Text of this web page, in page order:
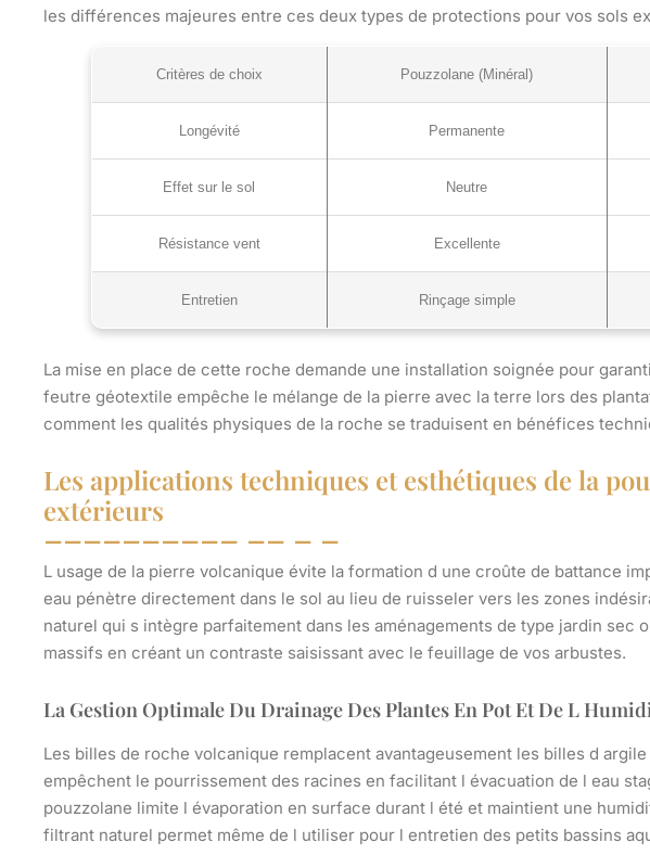
les différences majeures entre ces deux types de protections pour vos sols
Critères de choix Pouzzolane (Minéral)
Longévité Permanente
Effet sur le sol Neutre
Résistance vent Excellente
Entretien Rinçage simple
La mise en place de cette roche demande une installation soignée pour
feutre géotextile empêche le mélange de la pierre avec la terre lors des
comment les qualités physiques de la roche se traduisent en bénéfices
Les applications techniques et esthétiques de la
extérieurs
L usage de la pierre volcanique évite la formation d une croûte de battance
eau pénètre directement dans le sol au lieu de ruisseler vers les zones
naturel qui s intègre parfaitement dans les aménagements de type jardin sec
massifs en créant un contraste saisissant avec le feuillage de vos arbustes.
La Gestion Optimale Du Drainage Des Plantes En Pot Et De L
Les billes de roche volcanique remplacent avantageusement les billes d
empêchent le pourrissement des racines en facilitant l évacuation de l eau
pouzzolane limite l évaporation en surface durant l été et maintient une
filtrant naturel permet même de l utiliser pour l entretien des petits bassins